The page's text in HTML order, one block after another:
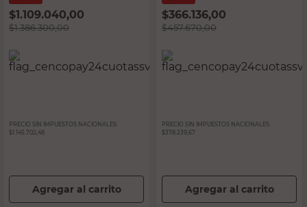
$1.109.040,00
$1.386.300,00
PRECIO SIN IMPUESTOS NACIONALES:
$1.145.702,48
Agregar al carrito
$366.136,00
$457.670,00
PRECIO SIN IMPUESTOS NACIONALES:
$378.239,67
Agregar al carrito